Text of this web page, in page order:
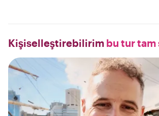
Kişiselleştirebilirim bu tur tam